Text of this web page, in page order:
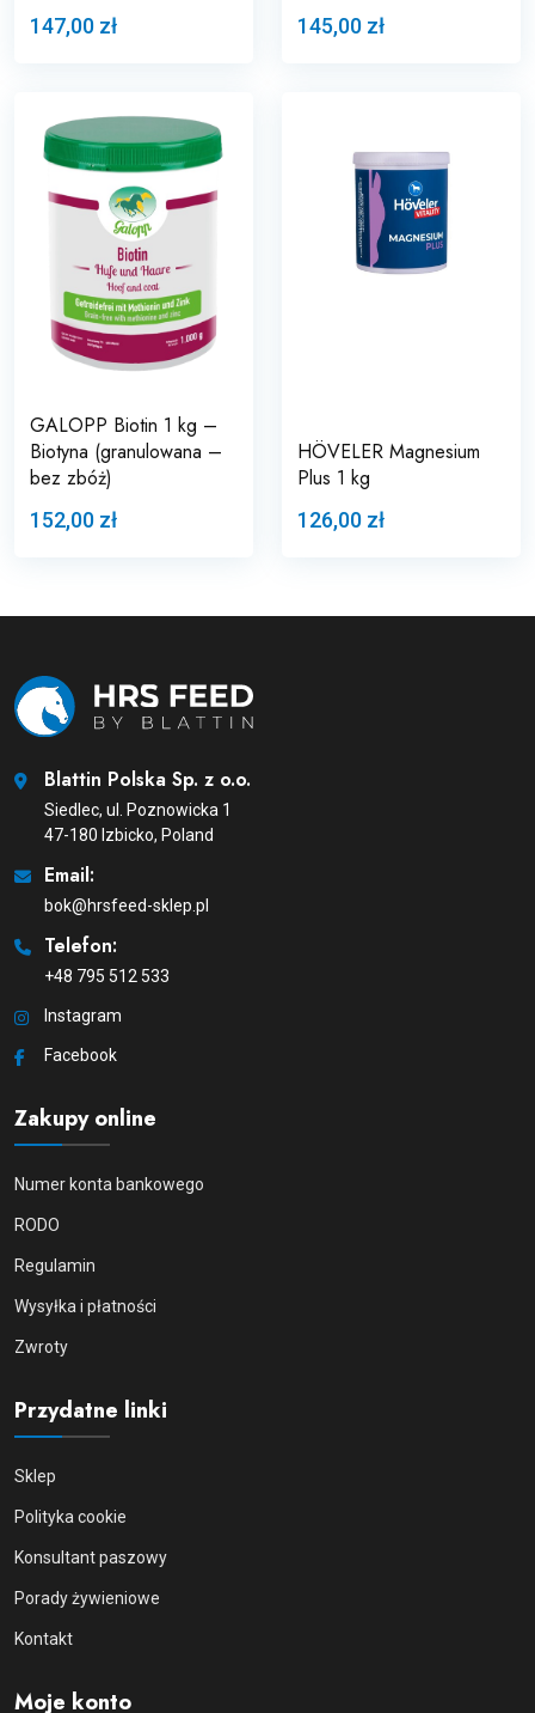
147,00 zł 145,00 zł
GALOPP Biotin 1 kg –
Biotyna (granulowana –
bez zbóż)
152,00 zł
HÖVELER Magnesium
Plus 1 kg
126,00 zł
Blattin Polska Sp. z o.o.
Siedlec, ul. Poznowicka 1
47-180 Izbicko, Poland
Email:
bok@hrsfeed-sklep.pl
Telefon:
+48 795 512 533
Instagram
Facebook
Zakupy online
Numer konta bankowego
RODO
Regulamin
Wysyłka i płatności
Zwroty
Przydatne linki
Sklep
Polityka cookie
Konsultant paszowy
Porady żywieniowe
Kontakt
Moje konto